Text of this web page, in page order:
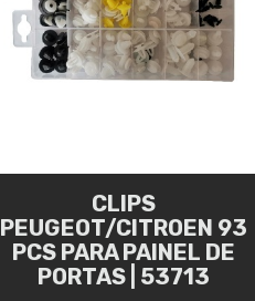
CLIPS
PEUGEOT/CITROEN 93
PCS PARA PAINEL DE
PORTAS | 53713